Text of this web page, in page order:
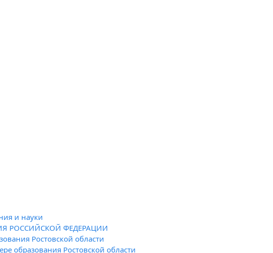
и науки
РОССИЙСКОЙ ФЕДЕРАЦИИ
Ростовской области
образования Ростовской области